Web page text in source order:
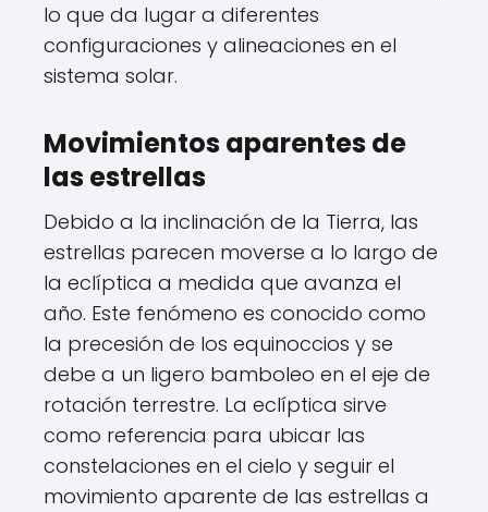
lo que da lugar a diferentes
configuraciones y alineaciones en el
sistema solar.
Movimientos aparentes de
las estrellas
Debido a la inclinación de la Tierra, las
estrellas parecen moverse a lo largo de
la eclíptica a medida que avanza el
año. Este fenómeno es conocido como
la precesión de los equinoccios y se
debe a un ligero bamboleo en el eje de
rotación terrestre. La eclíptica sirve
como referencia para ubicar las
constelaciones en el cielo y seguir el
movimiento aparente de las estrellas a